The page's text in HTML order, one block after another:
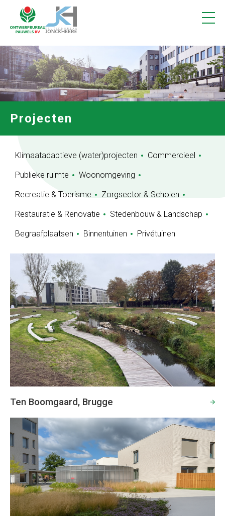
Projecten
Klimaatadaptieve (water)projecten Commercieel
Publieke ruimte Woonomgeving
Recreatie & Toerisme Zorgsector & Scholen
Restauratie & Renovatie Stedenbouw & Landschap
Begraafplaatsen Binnentuinen Privétuinen
Ten Boomgaard, Brugge